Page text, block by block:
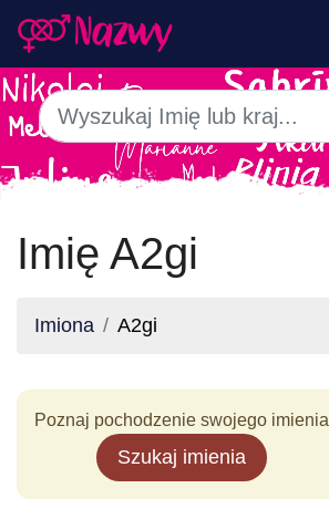
Imię A2gi
Imiona A2gi
Poznaj pochodzenie swojego imienia
Szukaj imienia